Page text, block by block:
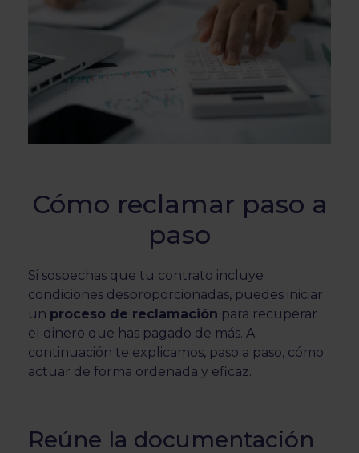
Cómo reclamar paso a
paso
Si sospechas que tu contrato incluye
condiciones desproporcionadas, puedes iniciar
un proceso de reclamación para recuperar
el dinero que has pagado de más. A
continuación te explicamos, paso a paso, cómo
actuar de forma ordenada y eficaz.
Reúne la documentación